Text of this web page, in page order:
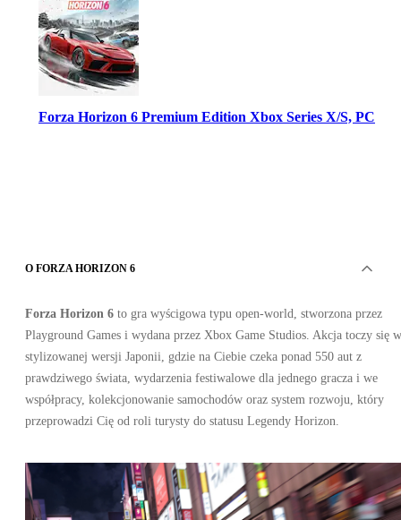
Forza Horizon 6 Premium Edition Xbox Series X/S, PC
Konto
•
GLOBALNY
221.23 PLN
516.11 PLN
O FORZA HORIZON 6
Forza Horizon 6 to gra wyścigowa typu open‑world, stworzona przez
Playground Games i wydana przez Xbox Game Studios. Akcja toczy się w
stylizowanej wersji Japonii, gdzie na Ciebie czeka ponad 550 aut z
prawdziwego świata, wydarzenia festiwalowe dla jednego gracza i we
współpracy, kolekcjonowanie samochodów oraz system rozwoju, który
przeprowadzi Cię od roli turysty do statusu Legendy Horizon.